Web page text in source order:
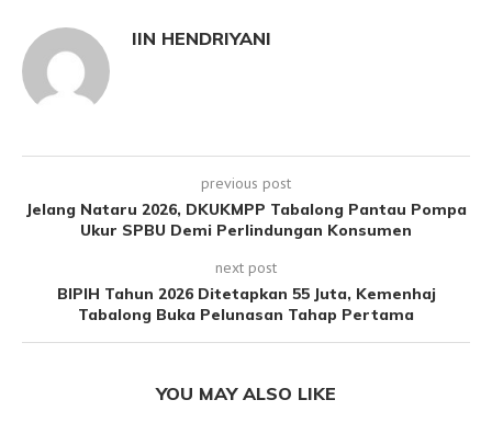
IIN HENDRIYANI
previous post
Jelang Nataru 2026, DKUKMPP Tabalong Pantau Pompa
Ukur SPBU Demi Perlindungan Konsumen
next post
BIPIH Tahun 2026 Ditetapkan 55 Juta, Kemenhaj
Tabalong Buka Pelunasan Tahap Pertama
YOU MAY ALSO LIKE